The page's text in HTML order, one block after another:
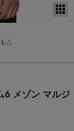
L:△
6 メゾン マルジ